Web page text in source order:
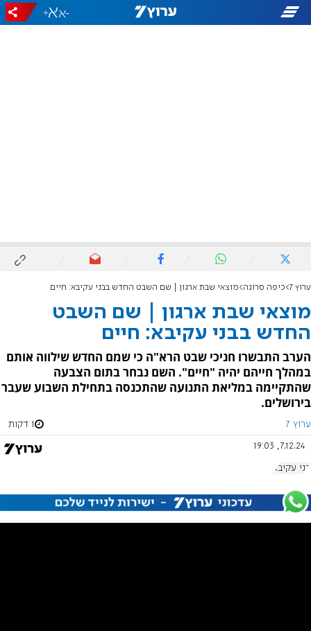
-
+
ערוץ 7 כיפה סרוגה מוצאי שבת ארגון | שם השבט החדש בבני עקיבא: חיים
מוצאי שבת ארגון | שם השבט
החדש בבני עקיבא: חיים
הערב התבשרו חניכי שבט הרא"ה כי שמם החדש שילווה אותם
במהלך חייהם יהיה "חיים". השם נבחר בתום הצבעה
שהתקיימה במליאת התנועה שהתכנסה בתחילת השבוע שעבר
בירושלים.
ערוץ 7 1 דקות
7.12.24, 19:03
בני עקיבא